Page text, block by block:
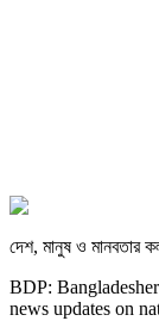
দেশ, মানুষ ও মানবতার
BDP:
news updates on